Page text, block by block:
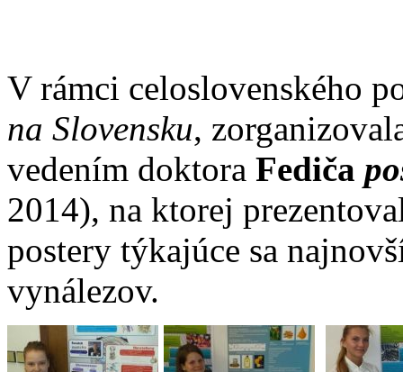
V rámci celoslovenského
na Slovensku,
vedením doktora Fediča
2014), na ktorej
postery týkajúce sa
vynálezov.